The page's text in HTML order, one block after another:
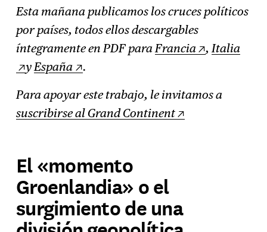
Esta mañana publicamos los cruces políticos
por países, todos ellos descargables
íntegramente en PDF para Francia , Italia
y España
.
Para apoyar este trabajo, le invitamos a
suscribirse al Grand Continent
El «momento
Groenlandia» o el
surgimiento de una